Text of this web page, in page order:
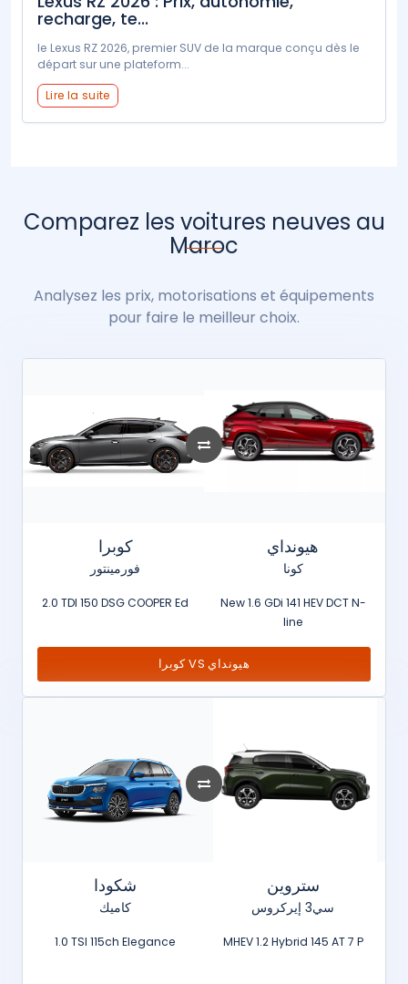
recharge, te...
le Lexus RZ 2026, premier SUV de la marque conçu dès le
départ sur une plateform...
Lire la suite
Comparez les voitures neuves au
Maroc
Analysez les prix, motorisations et équipements
pour faire le meilleur choix.
كوبرا
فورمينتور
2.0 TDI 150 DSG COOPER Ed
هيونداي
كونا
New 1.6 GDi 141 HEV DCT N-
line
كوبرا VS هيونداي
شكودا
كاميك
1.0 TSI 115ch Elegance
ستروين
سي3 إيركروس
MHEV 1.2 Hybrid 145 AT 7 P